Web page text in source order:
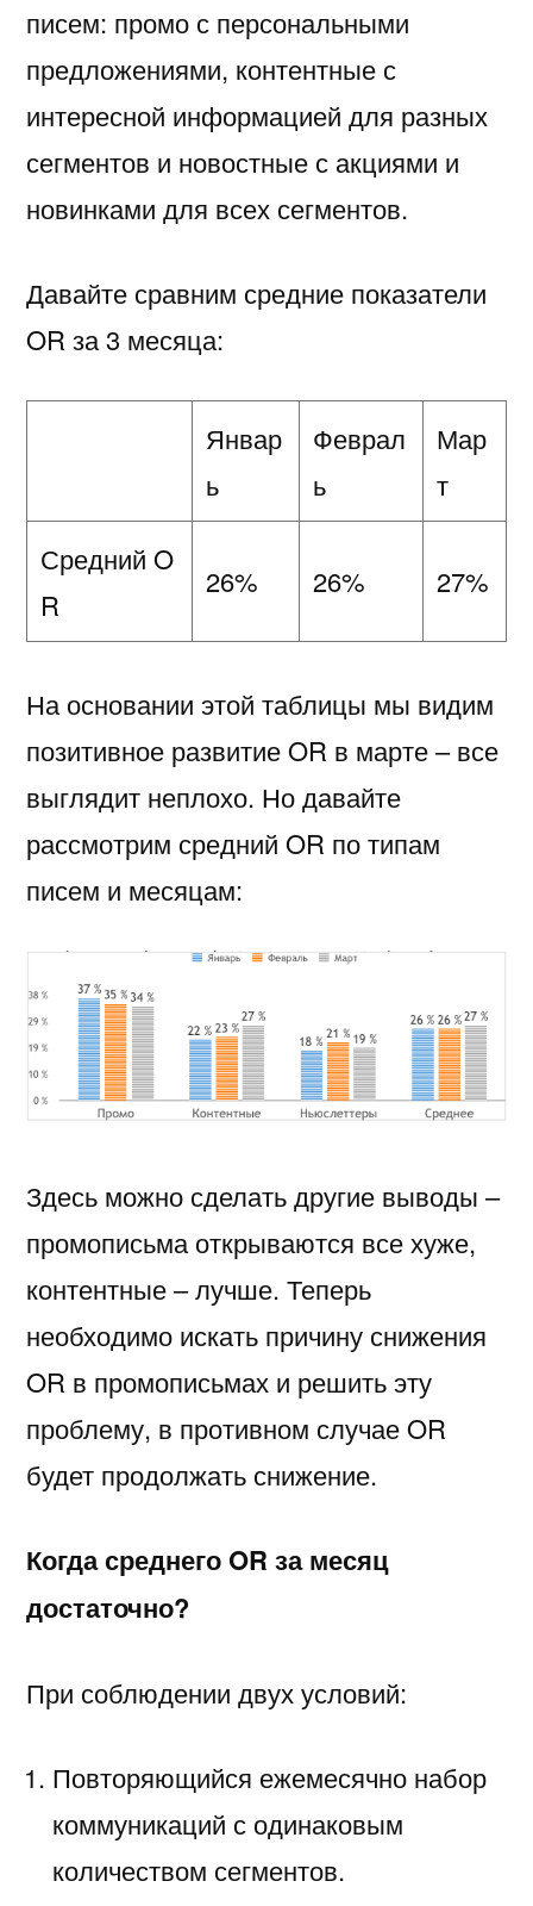
писем: промо с персональными
предложениями, контентные с
интересной информацией для разных
сегментов и новостные с акциями и
новинками для всех сегментов.
Давайте сравним средние показатели
OR за 3 месяца:
Январ
ь
Феврал
ь
Мар
т
Средний O
R
26% 26% 27%
На основании этой таблицы мы видим
позитивное развитие OR в марте – все
выглядит неплохо. Но давайте
рассмотрим средний OR по типам
писем и месяцам:
Здесь можно сделать другие выводы –
промописьма открываются все хуже,
контентные – лучше. Теперь
необходимо искать причину снижения
OR в промописьмах и решить эту
проблему, в противном случае OR
будет продолжать снижение.
Когда среднего OR за месяц
достаточно?
При соблюдении двух условий:
Повторяющийся ежемесячно набор
коммуникаций с одинаковым
количеством сегментов.